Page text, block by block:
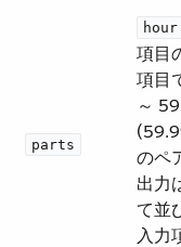
parts
hour
項目
項目
～ 59
のペ
出力
て並
入力